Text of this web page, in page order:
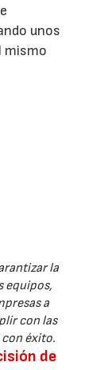
unos
mismo
la
equipos,
a
con las
éxito.
de